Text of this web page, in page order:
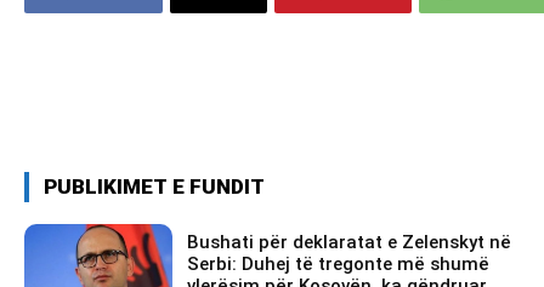
PUBLIKIMET E FUNDIT
Bushati për deklaratat e Zelenskyt në
Serbi: Duhej të tregonte më shumë